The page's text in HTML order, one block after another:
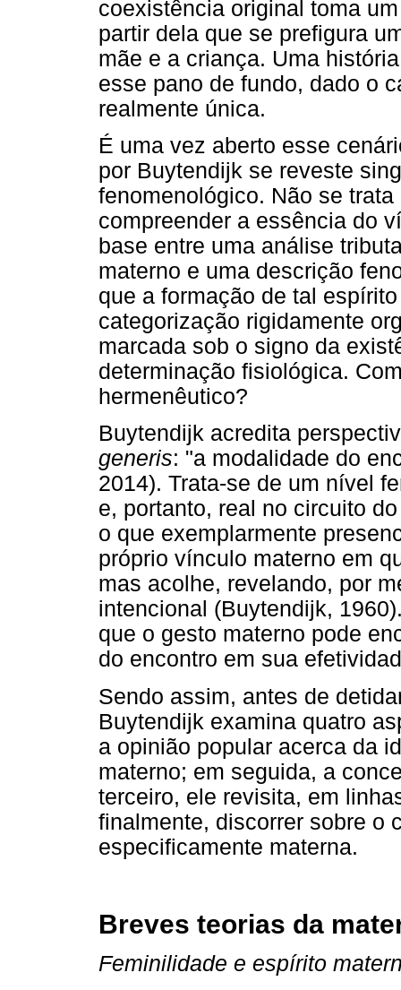
coexistência original toma
partir dela que se prefigura
mãe e a criança. Uma
esse pano de fundo, dado o
realmente única.
É uma vez aberto esse
por Buytendijk se reveste
fenomenológico. Não se
compreender a essência do
base entre uma análise
materno e uma descrição
que a formação de tal
categorização rigidamente
marcada sob o signo da
determinação fisiológica.
hermenêutico?
Buytendijk acredita
generis: "a modalidade do
2014). Trata-se de um nível
e, portanto, real no circuito
o que exemplarmente
próprio vínculo materno em
mas acolhe, revelando, por
intencional (Buytendijk,
que o gesto materno pode
do encontro em sua
Sendo assim, antes de
Buytendijk examina quatro
a opinião popular acerca da
materno; em seguida, a
terceiro, ele revisita, em
finalmente, discorrer sobre o
especificamente materna.
Breves teorias da
Feminilidade e espírito